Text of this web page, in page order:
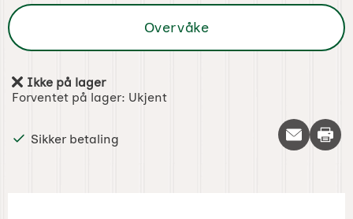
Overvåke
Produkttilgjengelighet:
Ikke på lager
Forventet på lager: Ukjent
Sikker betaling Skriv